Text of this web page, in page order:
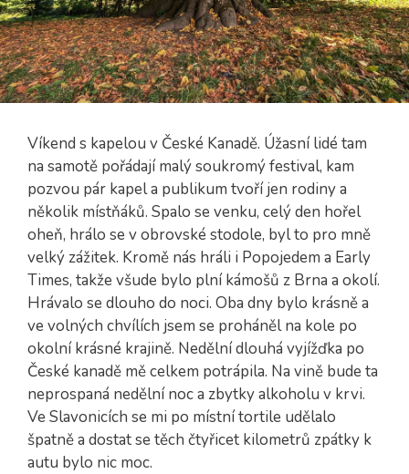
Víkend s kapelou v České Kanadě. Úžasní lidé tam
na samotě pořádají malý soukromý festival, kam
pozvou pár kapel a publikum tvoří jen rodiny a
několik místňáků. Spalo se venku, celý den hořel
oheň, hrálo se v obrovské stodole, byl to pro mně
velký zážitek. Kromě nás hráli i Popojedem a Early
Times, takže všude bylo plní kámošů z Brna a okolí.
Hrávalo se dlouho do noci. Oba dny bylo krásně a
ve volných chvílích jsem se proháněl na kole po
okolní krásné krajině. Nedělní dlouhá vyjížďka po
České kanadě mě celkem potrápila. Na vině bude ta
neprospaná nedělní noc a zbytky alkoholu v krvi.
Ve Slavonicích se mi po místní tortile udělalo
špatně a dostat se těch čtyřicet kilometrů zpátky k
autu bylo nic moc.